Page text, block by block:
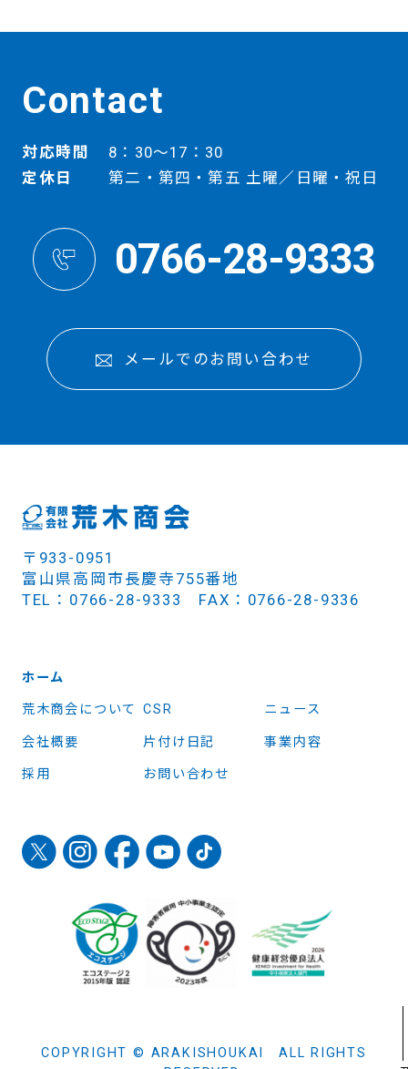
Contact
対応時間
8：30～17：30
定休日
第二・第四・第五 土曜／日曜・祝日
0766-28-9333
メールでのお問い合わせ
〒933-0951
富山県高岡市長慶寺755番地
TEL：0766-28-9333 FAX：0766-28-9336
ホーム
荒木商会について CSR ニュース
会社概要 片付け日記 事業内容
採用 お問い合わせ
COPYRIGHT © ARAKISHOUKAI ALL RIGHTS